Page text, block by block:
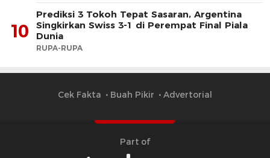
10
Prediksi 3 Tokoh Tepat Sasaran, Argentina
Singkirkan Swiss 3-1 di Perempat Final Piala
Dunia
RUPA-RUPA
Cek Fakta Buah Pikir Advertorial
Part of